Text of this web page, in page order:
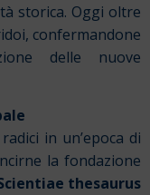
storica. Oggi oltre
confermandone
delle nuove
in un’epoca di
la fondazione
thesaurus